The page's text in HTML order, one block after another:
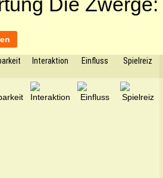
Interaktion Einfluss Spielreiz